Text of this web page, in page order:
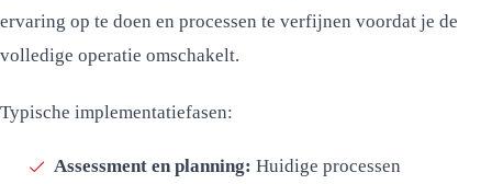
ervaring op te doen en processen te verfijnen voordat je de
volledige operatie omschakelt.
Typische implementatiefasen:
Assessment en planning: Huidige processen